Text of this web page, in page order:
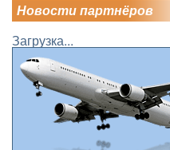
Новости партнёров
Загрузка...